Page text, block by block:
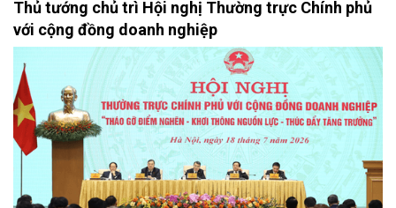
Thủ tướng chủ trì Hội nghị Thường trực Chính phủ
với cộng đồng doanh nghiệp